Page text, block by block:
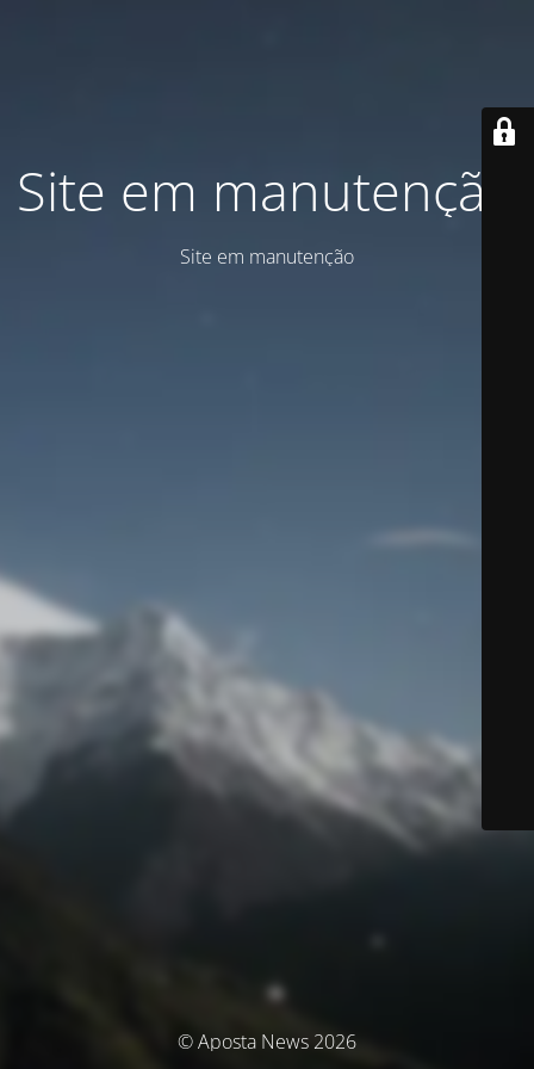
Site em manutenção
Site em manutenção
© Aposta News 2026